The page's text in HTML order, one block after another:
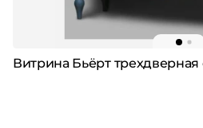
Витрина Бьёрт